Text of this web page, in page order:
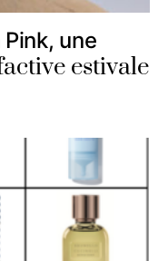
Pink, une
estivale